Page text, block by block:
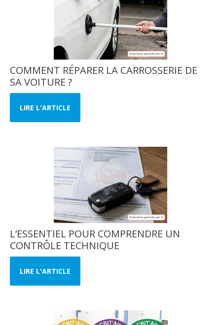
COMMENT RÉPARER LA CARROSSERIE DE
SA VOITURE ?
LIRE L'ARTICLE
L’ESSENTIEL POUR COMPRENDRE UN
CONTRÔLE TECHNIQUE
LIRE L'ARTICLE